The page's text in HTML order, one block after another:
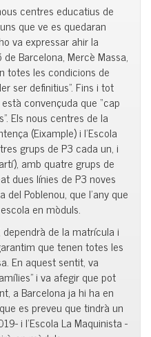
centres educatius de
que ve es quedaran
va expressar ahir la
Barcelona, Mercè Massa,
totes les condicions de
ser definitius”. Fins i tot
convençuda que “cap
Els nous centres de la
(Eixample) i l’Escola
grups de P3 cada un, i
amb quatre grups de
dues línies de P3 noves
del Poblenou, que l’any que
en mòduls.
de la matrícula i
que tenen totes les
En aquest sentit, va
i va afegir que pot
a Barcelona ja hi ha en
es preveu que tindrà un
i l’Escola La Maquinista -